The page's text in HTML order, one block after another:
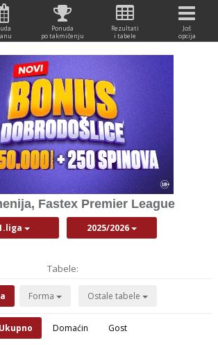
Ponuda
po takmičenju
Rezultati
i tabele
Još
opcija
Fastex Premier League
2025/2026
Tabele:
Forma Ostale tabele
Ukupno Domaćin Gost